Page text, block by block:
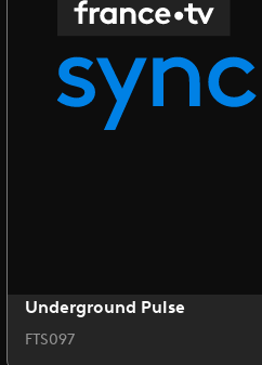
Underground Pulse
FTS097